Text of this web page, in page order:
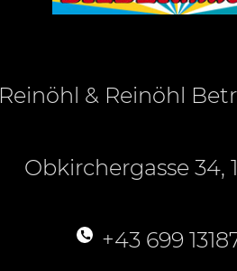
Reinöhl & Reinöhl
Obkirchergasse 34,
+43 699